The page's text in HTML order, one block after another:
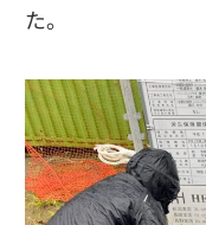
た。